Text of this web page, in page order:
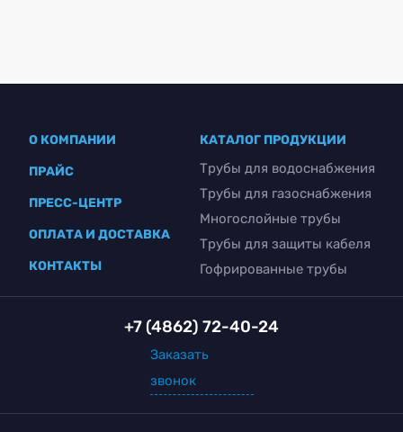
О КОМПАНИИ
ПРАЙС
ПРЕСС-ЦЕНТР
ОПЛАТА И ДОСТАВКА
КОНТАКТЫ
КАТАЛОГ ПРОДУКЦИИ
Трубы для водоснабжения
Трубы для газоснабжения
Многослойные трубы
Трубы для защиты кабеля
Гофрированные трубы
+7 (4862) 72-40-24
Заказать
звонок